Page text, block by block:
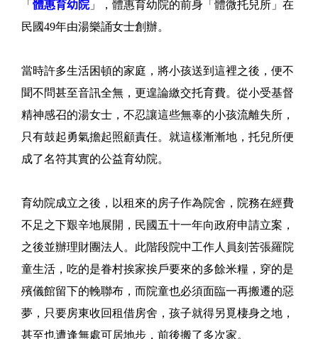
「 體惠育幼院」，體惠育幼院的前身「體微托兒所」在
民國49年由湯樂誦女士創辦。
當時許多生活困頓的家庭，將小孩送到這裡之後，便不
聞不問甚至音訊全無，更遑論繳交托育費。從小受基督
精神感召的湯女士，不忍讓這些無辜的小孩流離失所，
只有鼓起勇氣擔起照顧責任。就這樣漸漸地，托兒所便
成了名符其實的公益育幼院。
育幼院成立之後，以租來的房子作為院舍，院務在經費
不足之下艱辛地展開，民國五十一年向政府申請立案，
之後並辦理財團法人。此階段院中工作人員刻苦張羅院
童生活，吃的是眷村挨家挨戶要來的多餘米糧，穿的是
殯儀館留下的輓聯布，而院童也必須面臨一再搬遷的惡
夢，只要房東收回租借房舍，孩子就得另覓棲身之地，
甚至也遭逢無處可居地步，前後搬了多次家。